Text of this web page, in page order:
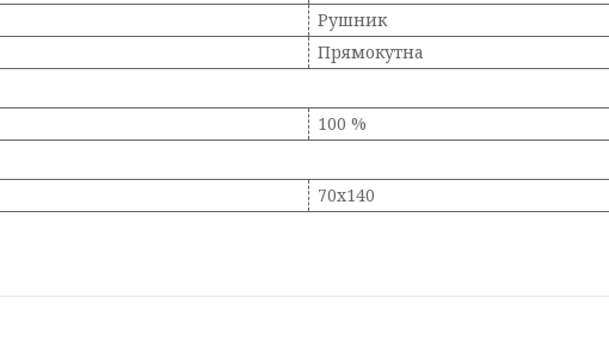
Рушник
Прямокутна
100 %
70х140